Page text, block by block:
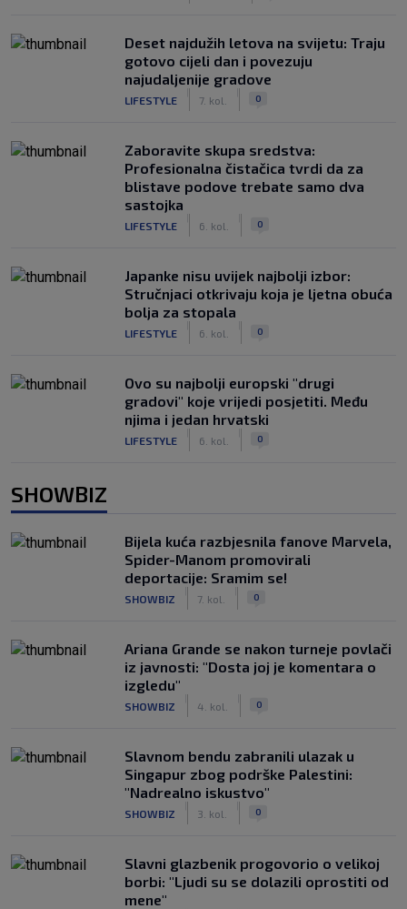
Deset najdužih letova na svijetu: Traju
gotovo cijeli dan i povezuju
najudaljenije gradove
LIFESTYLE 7. kol. 0
Zaboravite skupa sredstva:
Profesionalna čistačica tvrdi da za
blistave podove trebate samo dva
sastojka
LIFESTYLE 6. kol. 0
Japanke nisu uvijek najbolji izbor:
Stručnjaci otkrivaju koja je ljetna obuća
bolja za stopala
LIFESTYLE 6. kol. 0
Ovo su najbolji europski "drugi
gradovi" koje vrijedi posjetiti. Među
njima i jedan hrvatski
LIFESTYLE 6. kol. 0
SHOWBIZ
Bijela kuća razbjesnila fanove Marvela,
Spider-Manom promovirali
deportacije: Sramim se!
SHOWBIZ 7. kol. 0
Ariana Grande se nakon turneje povlači
iz javnosti: "Dosta joj je komentara o
izgledu"
SHOWBIZ 4. kol. 0
Slavnom bendu zabranili ulazak u
Singapur zbog podrške Palestini:
"Nadrealno iskustvo"
SHOWBIZ 3. kol. 0
Slavni glazbenik progovorio o velikoj
borbi: "Ljudi su se dolazili oprostiti od
mene"